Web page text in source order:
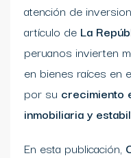
atención de
artículo de La
peruanos invierten
en bienes raíces en
por su crecimiento
inmobiliaria y
En esta publicación,